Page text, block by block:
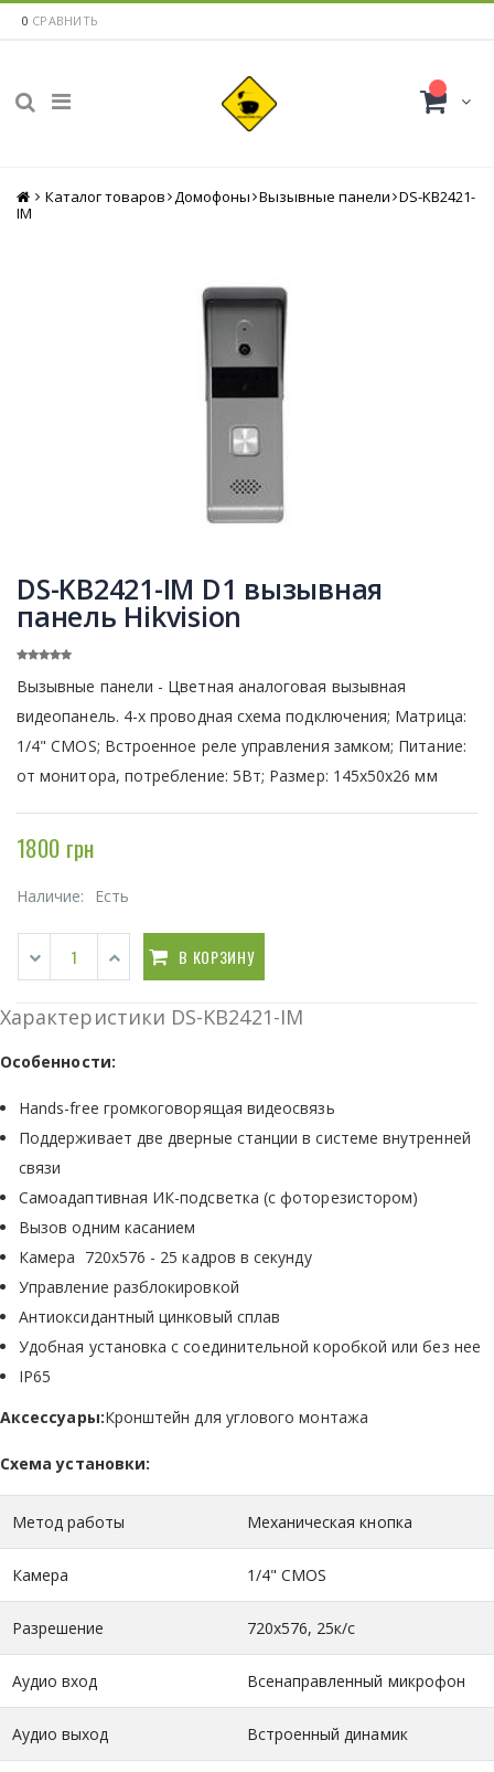
0 СРАВНИТЬ
Главная
Каталог товаров Домофоны Вызывные панели DS-KB2421-
IM
DS-KB2421-IM D1 вызывная
панель Hikvision
Вызывные панели - Цветная аналоговая вызывная
видеопанель. 4-х проводная схема подключения; Матрица:
1/4" CMOS; Встроенное реле управления замком; Питание:
от монитора, потребление: 5Вт; Размер: 145х50х26 мм
1800 грн
Наличие: Есть
В КОРЗИНУ
Характеристики DS-KB2421-IM
Особенности:
Hands-free громкоговорящая видеосвязь
Поддерживает две дверные станции в системе внутренней
связи
Самоадаптивная ИК-подсветка (с фоторезистором)
Вызов одним касанием
Камера 720x576 - 25 кадров в секунду
Управление разблокировкой
Антиоксидантный цинковый сплав
Удобная установка с соединительной коробкой или без нее
IP65
Аксессуары:Кронштейн для углового монтажа
Схема установки:
Метод работы Механическая кнопка
Камера 1/4" CMOS
Разрешение 720x576, 25к/с
Аудио вход Всенаправленный микрофон
Аудио выход Встроенный динамик